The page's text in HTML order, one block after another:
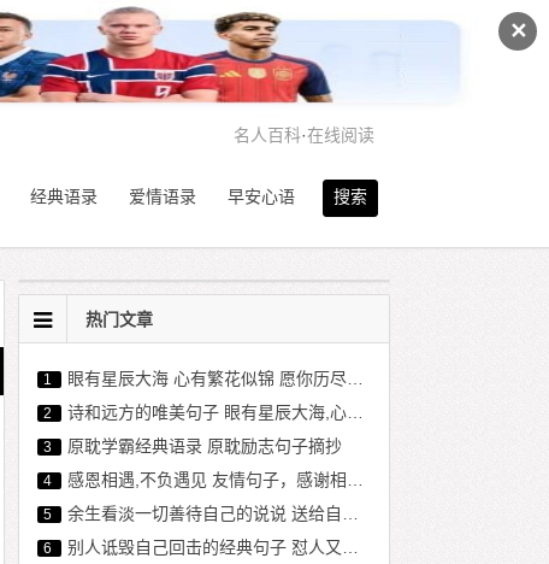
✕
名人百科·在线阅读
搜索
经典语录 爱情语录 早安心语
热门文章
1 眼有星辰大海 心有繁花似锦 愿你历尽千帆 不染岁月风尘
2 诗和远方的唯美句子 眼有星辰大海,心有繁花似锦
3 原耽学霸经典语录 原耽励志句子摘抄
4 感恩相遇,不负遇见 友情句子，感谢相遇的唯美句子
5 余生看淡一切善待自己的说说 送给自己的经典短句
6 别人诋毁自己回击的经典句子 怼人又不失礼貌的句子